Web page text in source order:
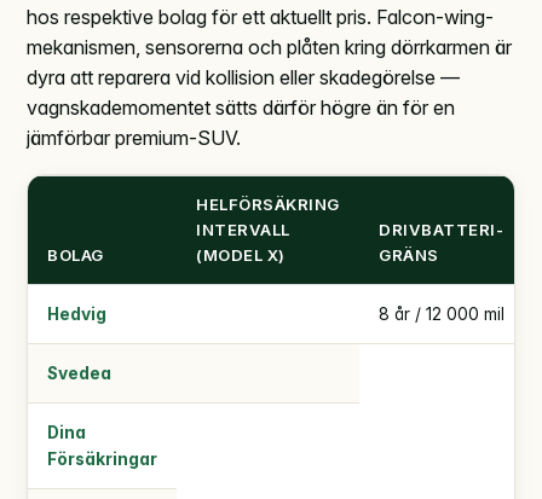
hos respektive bolag för ett aktuellt pris. Falcon-wing-
mekanismen, sensorerna och plåten kring dörrkarmen är
dyra att reparera vid kollision eller skadegörelse —
vagnskademomentet sätts därför högre än för en
jämförbar premium-SUV.
BOLAG
HELFÖRSÄKRING
INTERVALL
(MODEL X)
DRIVBATTERI-
GRÄNS
Hedvig 8 år / 12 000 mil
Svedea
Dina
Försäkringar